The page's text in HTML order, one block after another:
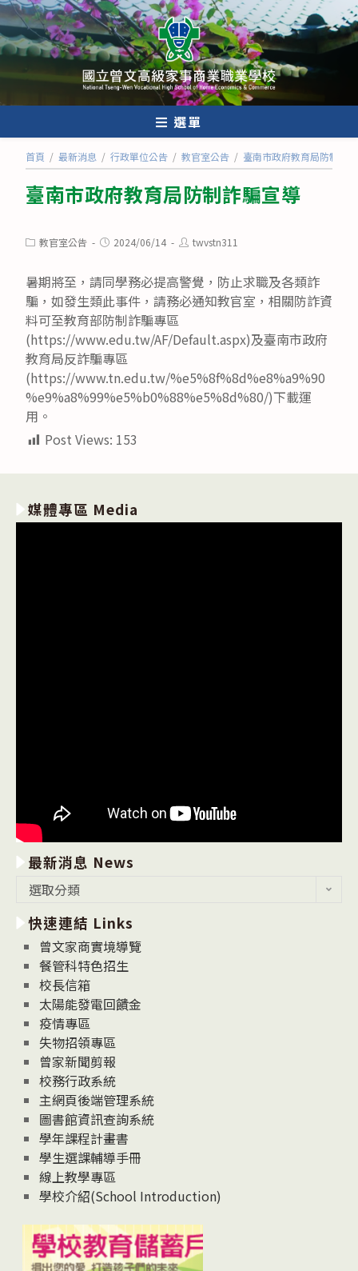
跳
轉
至
內
選單
首頁 / 最新消息 / 行政單位公告 / 教官室公告 / 臺南市政府教育局防制詐
臺南市政府教育局防制詐騙宣導
Post教官室公告
Post2024/06/14
Posttwvstn311
暑期將至，請同學務必提高警覺，防止求職及各類詐
騙，如發生類此事件，請務必通知教官室，相關防詐資
料可至教育部防制詐騙專區
(https://www.edu.tw/AF/Default.aspx)及臺南市政府
教育局反詐騙專區
(https://www.tn.edu.tw/%e5%8f%8d%e8%a9%90
%e9%a8%99%e5%b0%88%e5%8d%80/)下載運
用。
Post Views: 153
媒體專區 Media
最新消息 News
消
息
News
選取分類
快速連結 Links
曾文家商實境導覽
餐管科特色招生
校長信箱
太陽能發電回饋金
疫情專區
失物招領專區
曾家新聞剪報
校務行政系統
主網頁後端管理系統
圖書館資訊查詢系統
學年課程計畫書
學生選課輔導手冊
線上教學專區
學校介紹(School Introduction)